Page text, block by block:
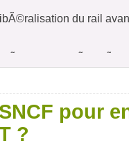
du rail
son secteur
il n'est pas
dont la SNCF,
pour
?